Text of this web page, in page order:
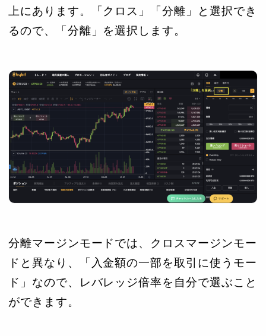
上にあります。「クロス」「分離」と選択でき
るので、「分離」を選択します。
分離マージンモードでは、クロスマージンモー
ドと異なり、「入金額の一部を取引に使うモー
ド」なので、レバレッジ倍率を自分で選ぶこと
ができます。